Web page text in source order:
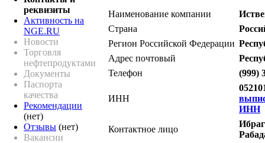
реквизиты
Активность на
NGE.RU
Новости
Торговля
нефтепродуктами
Документы
Паспорта
качества
Рекомендации
(нет)
Отзывы (нет)
Вакансии
Наименование компании
Страна
Регион Российской Федерации
Адрес почтовый
Телефон
(999)
ИНН
ИНН
Контактное лицо